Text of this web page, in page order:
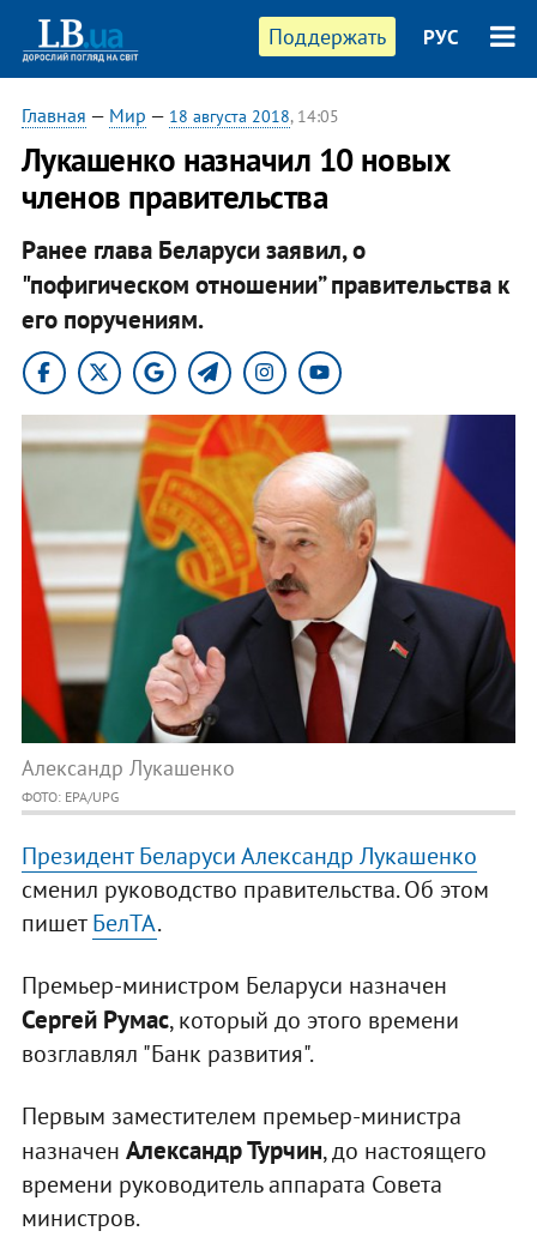
Поддержать РУС
Главная — Мир — 18 августа 2018, 14:05
Лукашенко назначил 10 новых
членов правительства
Ранее глава Беларуси заявил, о
"пофигическом отношении” правительства к
его поручениям.
Александр Лукашенко
ФОТО: EPA/UPG
Президент Беларуси Александр Лукашенко
сменил руководство правительства. Об этом
пишетБелТА.
Премьер-министром Беларуси назначен
Сергей Румас, который до этого времени
возглавлял "Банк развития".
Первым заместителем премьер-министра
назначен Александр Турчин, до настоящего
времени руководитель аппарата Совета
министров.